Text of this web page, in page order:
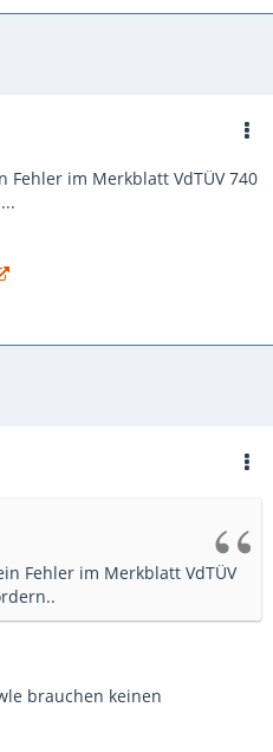
Fehler im Merkblatt VdTÜV 740
Fehler im Merkblatt VdTÜV
brauchen keinen